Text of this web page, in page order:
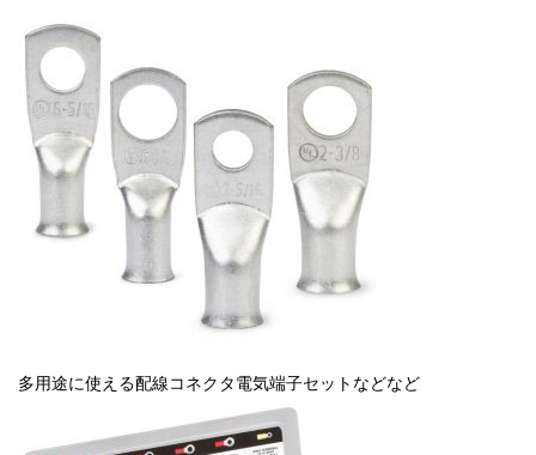
多用途に使える配線コネクタ電気端子セットなどなど